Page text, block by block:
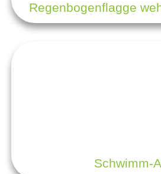
Regenbogenflagge
Schwimm-